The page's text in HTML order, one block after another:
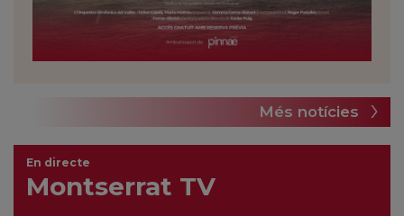
Més notícies
En directe
Montserrat TV